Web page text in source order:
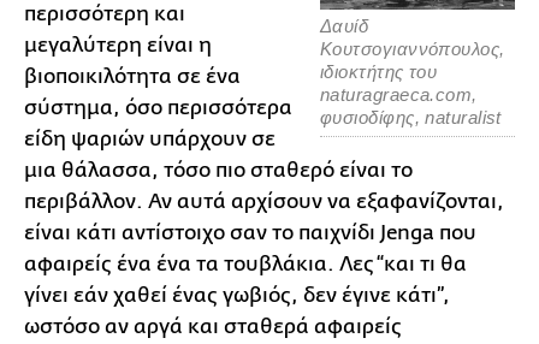
Δαυίδ
Κουτσογιαννόπουλος,
ιδιοκτήτης του
naturagraeca.com,
φυσιοδίφης, naturalist
περισσότερη και
μεγαλύτερη είναι η
βιοποικιλότητα σε ένα
σύστημα, όσο περισσότερα
είδη ψαριών υπάρχουν σε
μια θάλασσα, τόσο πιο σταθερό είναι το
περιβάλλον. Αν αυτά αρχίσουν να εξαφανίζονται,
είναι κάτι αντίστοιχο σαν το παιχνίδι Jenga που
αφαιρείς ένα ένα τα τουβλάκια. Λες “και τι θα
γίνει εάν χαθεί ένας γωβιός, δεν έγινε κάτι”,
ωστόσο αν αργά και σταθερά αφαιρείς